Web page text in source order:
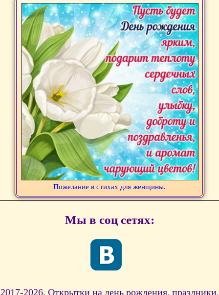
Пожелание в стихах для женщины.
Мы в соц сетях:
2017-2026. Открытки на день рождения, праздники,